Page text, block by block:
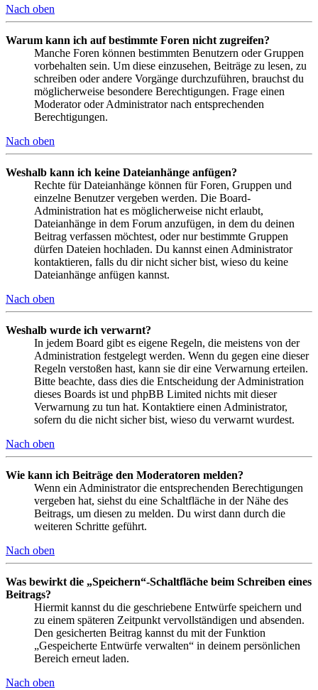
Nach oben
Warum kann ich auf bestimmte Foren nicht zugreifen?
Manche Foren können bestimmten Benutzern oder Gruppen
vorbehalten sein. Um diese einzusehen, Beiträge zu lesen, zu
schreiben oder andere Vorgänge durchzuführen, brauchst du
möglicherweise besondere Berechtigungen. Frage einen
Moderator oder Administrator nach entsprechenden
Berechtigungen.
Nach oben
Weshalb kann ich keine Dateianhänge anfügen?
Rechte für Dateianhänge können für Foren, Gruppen und
einzelne Benutzer vergeben werden. Die Board-
Administration hat es möglicherweise nicht erlaubt,
Dateianhänge in dem Forum anzufügen, in dem du deinen
Beitrag verfassen möchtest, oder nur bestimmte Gruppen
dürfen Dateien hochladen. Du kannst einen Administrator
kontaktieren, falls du dir nicht sicher bist, wieso du keine
Dateianhänge anfügen kannst.
Nach oben
Weshalb wurde ich verwarnt?
In jedem Board gibt es eigene Regeln, die meistens von der
Administration festgelegt werden. Wenn du gegen eine dieser
Regeln verstoßen hast, kann sie dir eine Verwarnung erteilen.
Bitte beachte, dass dies die Entscheidung der Administration
dieses Boards ist und phpBB Limited nichts mit dieser
Verwarnung zu tun hat. Kontaktiere einen Administrator,
sofern du die nicht sicher bist, wieso du verwarnt wurdest.
Nach oben
Wie kann ich Beiträge den Moderatoren melden?
Wenn ein Administrator die entsprechenden Berechtigungen
vergeben hat, siehst du eine Schaltfläche in der Nähe des
Beitrags, um diesen zu melden. Du wirst dann durch die
weiteren Schritte geführt.
Nach oben
Was bewirkt die „Speichern“-Schaltfläche beim Schreiben eines
Beitrags?
Hiermit kannst du die geschriebene Entwürfe speichern und
zu einem späteren Zeitpunkt vervollständigen und absenden.
Den gesicherten Beitrag kannst du mit der Funktion
„Gespeicherte Entwürfe verwalten“ in deinem persönlichen
Bereich erneut laden.
Nach oben